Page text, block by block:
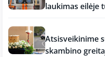
laukimas eilėje
Atsisveikinime
skambino